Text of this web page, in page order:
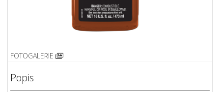
FOTOGALERIE
Popis